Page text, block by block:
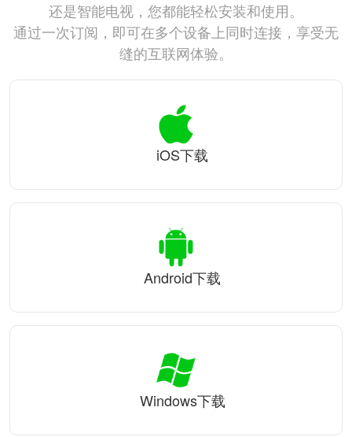
还是智能电视，您都能轻松安装和使用。
通过一次订阅，即可在多个设备上同时连接，享受无
缝的互联网体验。
iOS下载
Android下载
Windows下载